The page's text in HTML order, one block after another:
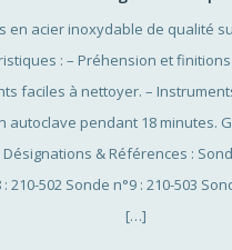
en acier inoxydable de qualité
: – Préhension et
faciles à nettoyer. –
autoclave pendant 18 minutes.
Désignations & Références :
210-502 Sonde n°9 : 210-503
[…]